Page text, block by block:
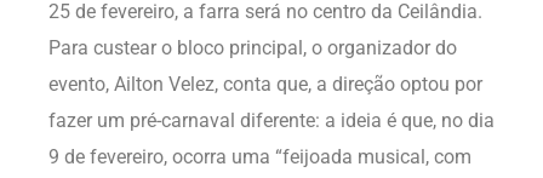
25 de fevereiro, a farra será no centro da Ceilândia.
Para custear o bloco principal, o organizador do
evento, Ailton Velez, conta que, a direção optou por
fazer um pré-carnaval diferente: a ideia é que, no dia
9 de fevereiro, ocorra uma “feijoada musical, com